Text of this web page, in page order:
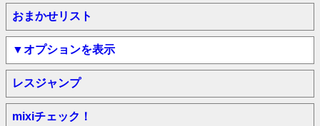
おまかせリスト
▼オプションを表示
レスジャンプ
mixiチェック！